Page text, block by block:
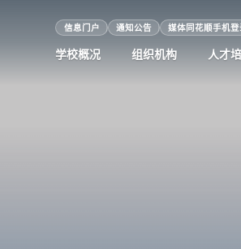
信息门户 通知公告 媒体同花顺手机登
学校概况 组织机构 人才